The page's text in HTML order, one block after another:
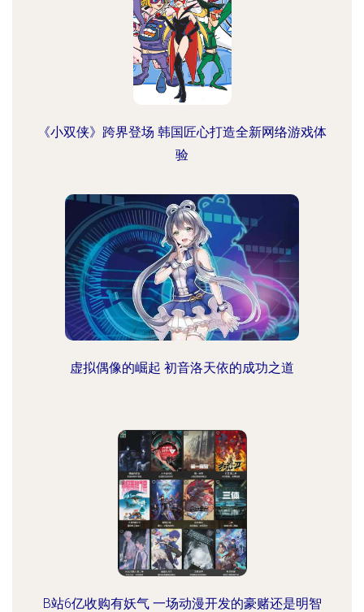
《小双侠》跨界登场 韩国匠心打造全新网络游戏体
验
虚拟偶像的崛起 初音洛天依的成功之道
B站6亿收购有妖气 一场动漫开发的豪赌还是明智